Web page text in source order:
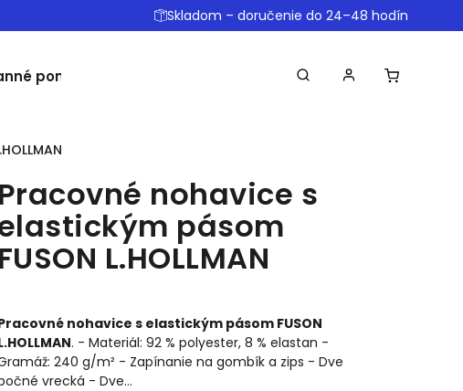
Skladom – doručenie do 24–48 hodín
pomôcky Obchodné podmienky
Pracovné nohavice s
pásom
FUSON L.HOLLMAN
nohavice s elastickým pásom FUSON
. - Materiál: 92 % polyester, 8 % elastan -
240 g/m² - Zapínanie na gombík a zips - Dve
vrecká - Dve…